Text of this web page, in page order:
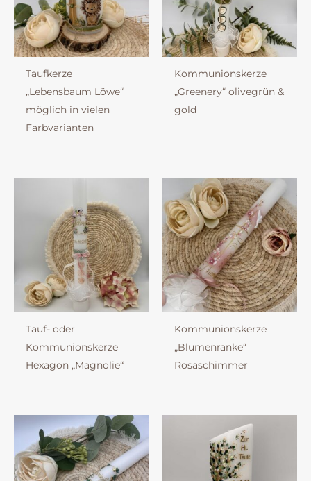
Taufkerze
„Lebensbaum Löwe“
möglich in vielen
Farbvarianten
Kommunionskerze
„Greenery“ olivegrün &
gold
Tauf- oder
Kommunionskerze
Hexagon „Magnolie“
Kommunionskerze
„Blumenranke“
Rosaschimmer